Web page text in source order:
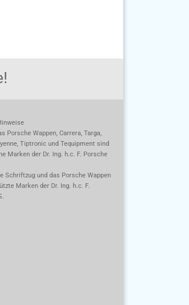
Porsche Wappen, Carrera, Targa,
Tiptronic und Tequipment sind
Marken der Dr. Ing. h.c. F. Porsche
Schriftzug und das Porsche Wappen
Marken der Dr. Ing. h.c. F.